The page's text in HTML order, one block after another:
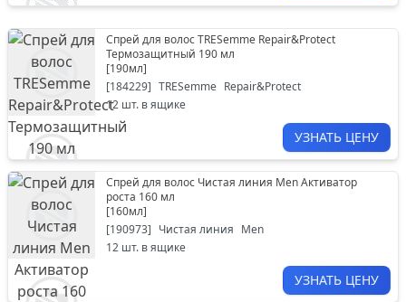
Спрей для волос TRESemme Repair&Protect
Термозащитный 190 мл
[190мл]
[184229] TRESemme Repair&Protect
12 шт. в ящике
УЗНАТЬ ЦЕНУ
Спрей для волос Чистая линия Men Активатор
роста 160 мл
[160мл]
[190973] Чистая линия Men
12 шт. в ящике
УЗНАТЬ ЦЕНУ